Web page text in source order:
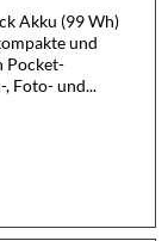
Akku (99 Wh)
und
Pocket-
Foto- und...